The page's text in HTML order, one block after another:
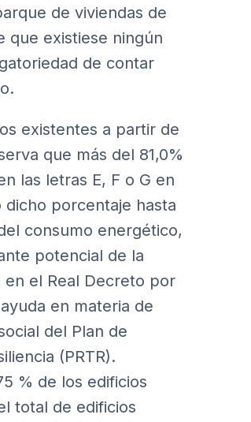
de viviendas de
que existiese ningún
de contar
existentes a partir de
que más del 81,0%
las letras E, F o G en
porcentaje hasta
consumo energético,
potencial de la
en el Real Decreto por
en materia de
del Plan de
(PRTR).
% de los edificios
total de edificios